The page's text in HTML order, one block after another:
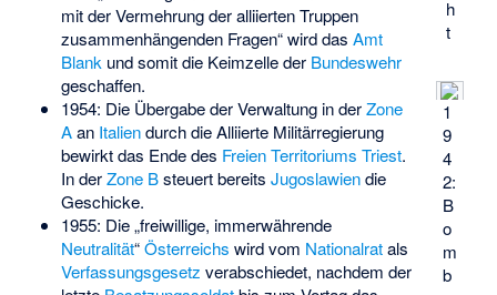
h
t
1
9
4
2:
B
o
m
b
mit der Vermehrung der alliierten Truppen
zusammenhängenden Fragen“ wird das Amt
Blank und somit die Keimzelle der Bundeswehr
geschaffen.
1954: Die Übergabe der Verwaltung in derZone
Aan Italiendurch die Alliierte Militärregierung
bewirkt das Ende des Freien Territoriums Triest.
In derZone Bsteuert bereits Jugoslawiendie
Geschicke.
1955: Die „freiwillige, immerwährende
Neutralität“Österreichs wird vom Nationalratals
Verfassungsgesetz verabschiedet, nachdem der